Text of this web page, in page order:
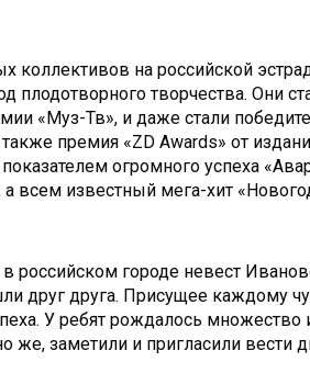
на российской
плодотворного творчества. Они
«Муз-Тв», и даже стали
премия «ZD Awards» от
огромного успеха
всем известный мега-хит
российском городе невест
друг друга. Присущее
У ребят рождалось
заметили и пригласили вести